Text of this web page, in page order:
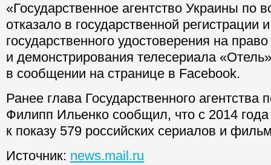
«Государственное агентство Украины по
отказало в государственной регистрации
государственного удостоверения на
и демонстрирования телесериала
в сообщении на странице в Facebook.
Ранее глава Государственного агентства
Филипп Ильенко сообщил, что с 2014
к показу 579 российских сериалов и
Источник: news.mail.ru